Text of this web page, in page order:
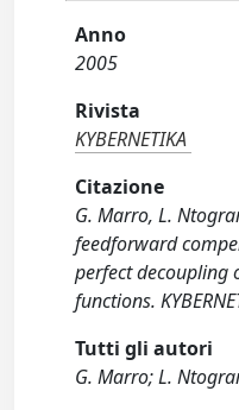
Anno
2005
Rivista
KYBERNETIKA
Citazione
G. Marro, L.
feedforward
perfect decoupling
functions.
Tutti gli autori
G. Marro; L.